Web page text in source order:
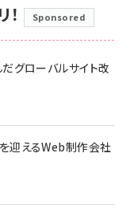
Sponsored
グローバルサイト改
迎えるWeb制作会社